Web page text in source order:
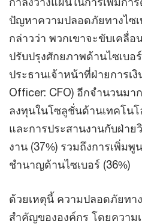
ปัญหาความปลอดภัยทางไซ
กล่าวว่า พวกเขาจะขับเคลื่
ปรับปรุงศักยภาพด้านไซเบ
ประธานเจ้าหน้าที่ฝ่ายการเงิ
Officer: CFO) อีกจำนวนม
ลงทุนในโซลูชั่นด้านเทคโนโ
และการประสานงานกับฝ่า
งาน (37%) รวมถึงการเพิ่ม
ชำนาญด้านไซเบอร์ (36%)
ด้วยเหตุนี้ ความปลอดภัยทาง
สำคัญขององค์กร โดยความ